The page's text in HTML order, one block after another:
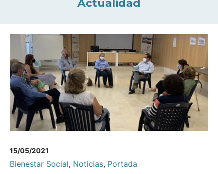
Actualidad
15/05/2021
Bienestar Social, Noticias, Portada